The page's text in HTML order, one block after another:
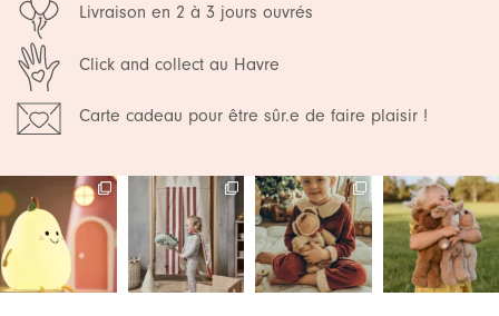
Livraison en 2 à 3 jours ouvrés
Click and collect au Havre
Carte cadeau pour être sûr.e de faire plaisir !